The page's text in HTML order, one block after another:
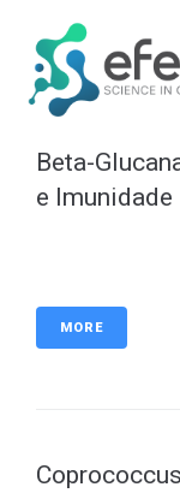
Beta-
e Imunidade
MORE